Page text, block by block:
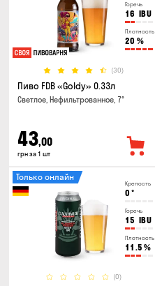
Горечь
16 IBU
Плотность
20 %
(30)
Пиво FDB «Goldy» 0.33л
Светлое, Нефильтрованное, 7°
43,00
грн за 1 шт
Крепость
0 °
Горечь
15 IBU
Плотность
11.5 %
(0)
Только онлайн